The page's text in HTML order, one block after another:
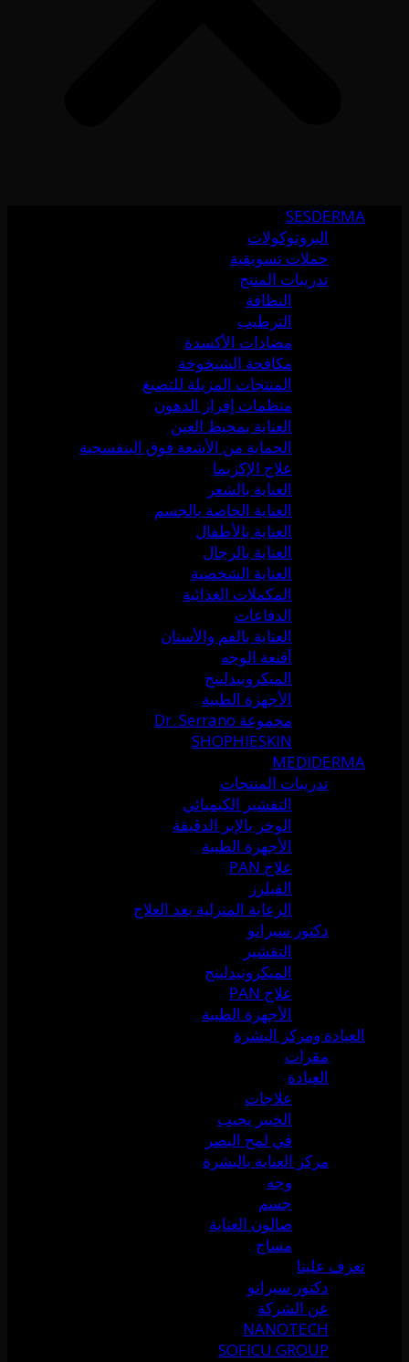
SESDERMA
البروتوكولات
حملات تسويقية
تدريبات المنتج
النظافة
الترطيب
مضادات الأكسدة
مكافحة الشيخوخة
المنتجات المزيلة للتصبغ
منظمات إفراز الدهون
العناية بمحيط العين
الحماية من الأشعة فوق البنفسجية
علاج الإكزيما
العناية بالشعر
العناية الخاصة بالجسم
العناية بالأطفال
العناية بالرجال
العناية الشخصية
المكملات الغذائية
الدفاعات
العناية بالفم والأسنان
أقنعة الوجه
الميكرونيدلينج
الأجهزة الطبية
مجموعة Dr. Serrano
SHOPHIESKIN
MEDIDERMA
تدريبات المنتجات
التقشير الكيميائي
الوخز بالإبر الدقيقة
الأجهزة الطبية
علاج PAN
الفيلرز
الرعاية المنزلية بعد العلاج
دكتور سيرانو
التقشير
الميكرونيدلينج
علاج PAN
الأجهزة الطبية
العيادة ومركز البشرة
مقرات
العيادة
علاجات
الخبير يجيب
في لمح البصر
مركز العناية بالبشرة
وجه
جسم
صالون العناية
مساج
تعرف علينا
دكتور سيرانو
عن الشركة
NANOTECH
SOFICU GROUP